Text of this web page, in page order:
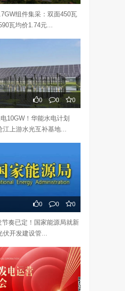
组件集采：双面450瓦
瓦均价1.74元...
0 0 0
10GW！华能水电计划
江上游水光互补基地...
0 0 0
奏已定！国家能源局就新
伏开发建设管...